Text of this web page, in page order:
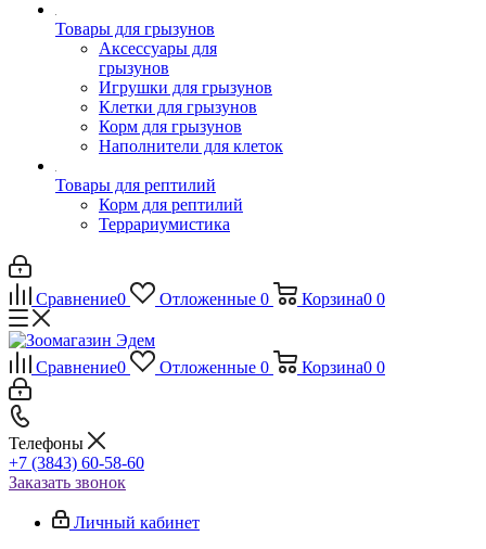
Товары для грызунов
Аксессуары для
грызунов
Игрушки для грызунов
Клетки для грызунов
Корм для грызунов
Наполнители для клеток
Товары для рептилий
Корм для рептилий
Террариумистика
Сравнение0 Отложенные 0 Корзина0 0
Сравнение0 Отложенные 0 Корзина0 0
Телефоны
+7 (3843) 60-58-60
Заказать звонок
Личный кабинет